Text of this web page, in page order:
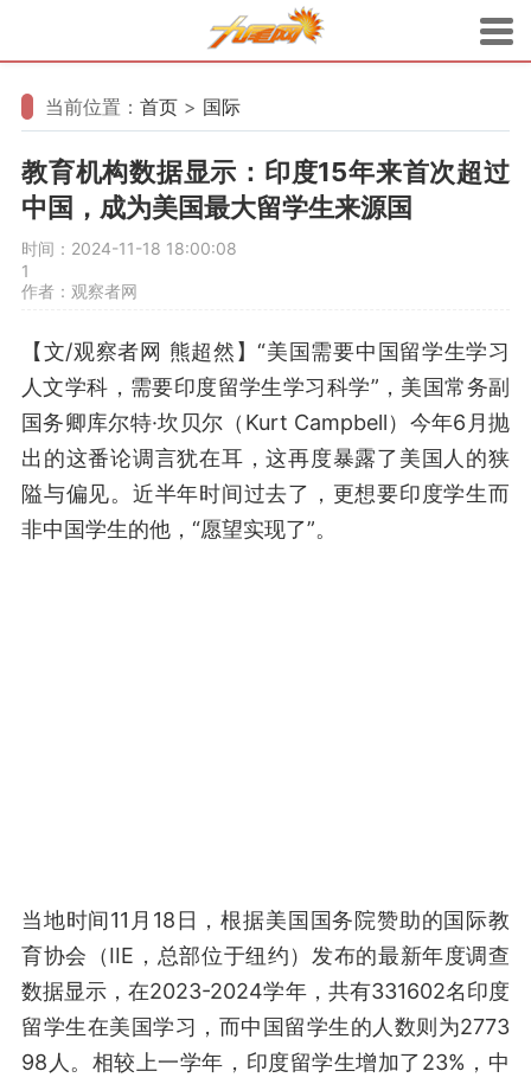
当前位置： 首页 > 国际
教育机构数据显示：印度15年来首次超过
中国，成为美国最大留学生来源国
时间：2024-11-18 18:00:08
1
作者：观察者网
【文/观察者网 熊超然】“美国需要中国留学生学习
人文学科，需要印度留学生学习科学”，美国常务副
国务卿库尔特·坎贝尔（Kurt Campbell）今年6月抛
出的这番论调言犹在耳，这再度暴露了美国人的狭
隘与偏见。近半年时间过去了，更想要印度学生而
非中国学生的他，“愿望实现了”。
当地时间11月18日，根据美国国务院赞助的国际教
育协会（IIE，总部位于纽约）发布的最新年度调查
数据显示，在2023-2024学年，共有331602名印度
留学生在美国学习，而中国留学生的人数则为2773
98人。相较上一学年，印度留学生增加了23%，中